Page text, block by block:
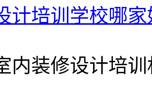
计培训学校哪家
内装修设计培